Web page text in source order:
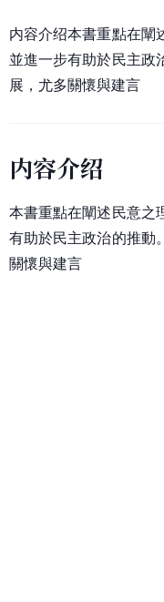
内容介绍本書重點在闡
並進一步有助於民主政
展，尤多關懷與建言
内容介绍
本書重點在闡述民意之
有助於民主政治的推動
關懷與建言